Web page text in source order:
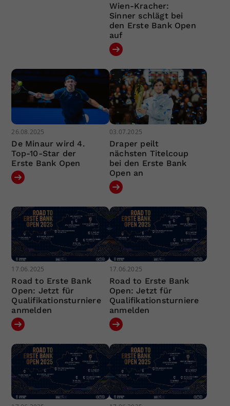
Wien-Kracher:
Sinner schlägt bei
den Erste Bank Open
auf
26.08.2025
De Minaur wird 4.
Top-10-Star der
Erste Bank Open
03.07.2025
Draper peilt
nächsten Titelcoup
bei den Erste Bank
Open an
17.06.2025
Road to Erste Bank
Open: Jetzt für
Qualifikationsturniere
anmelden
17.06.2025
Road to Erste Bank
Open: Jetzt für
Qualifikationsturniere
anmelden